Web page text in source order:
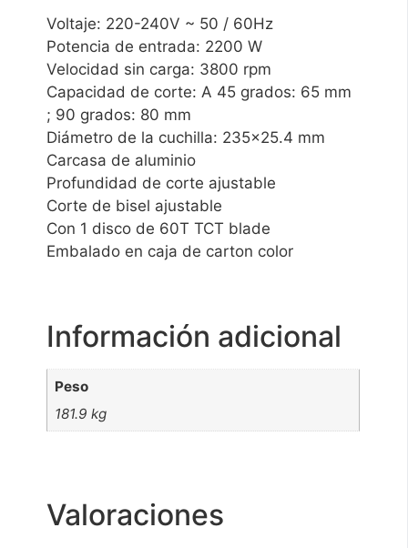
Voltaje: 220-240V ~ 50 / 60Hz
Potencia de entrada: 2200 W
Velocidad sin carga: 3800 rpm
Capacidad de corte: A 45 grados: 65 mm
; 90 grados: 80 mm
Diámetro de la cuchilla: 235×25.4 mm
Carcasa de aluminio
Profundidad de corte ajustable
Corte de bisel ajustable
Con 1 disco de 60T TCT blade
Embalado en caja de carton color
Información adicional
Peso
181.9 kg
Valoraciones